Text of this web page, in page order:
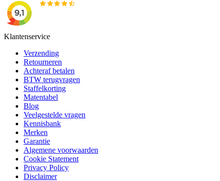
Klantenservice
Verzending
Retourneren
Achteraf betalen
BTW terugvragen
Staffelkorting
Matentabel
Blog
Veelgestelde vragen
Kennisbank
Merken
Garantie
Algemene voorwaarden
Cookie Statement
Privacy Policy
Disclaimer